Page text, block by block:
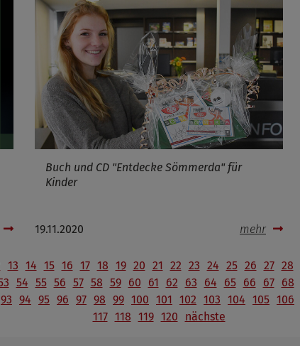
Buch und CD "Entdecke Sömmerda" für
Kinder
19.11.2020 mehr
13 14 15 16 17 18 19 20 21 22 23 24 25 26 27 28
54 55 56 57 58 59 60 61 62 63 64 65 66 67 68
93 94 95 96 97 98 99 100 101 102 103 104 105 106
117 118 119 120 nächste